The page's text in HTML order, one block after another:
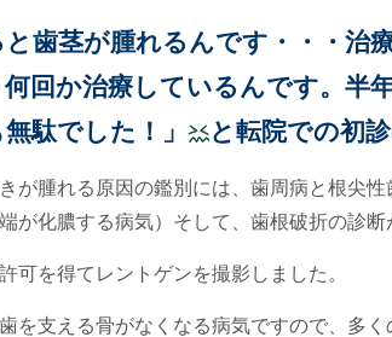
と歯茎が腫れるんです・・・
回か治療しているんです。半
駄でした！」
と転院での初
が腫れる原因の鑑別には、歯周病と根尖
が化膿する病気）そして、歯根破折の診断
可を得てレントゲンを撮影しました。
を支える骨がなくなる病気ですので、多